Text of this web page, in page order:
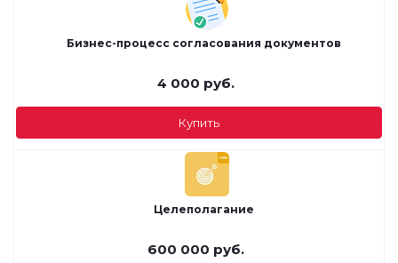
Бизнес-процесс согласования документов
4 000 руб.
Купить
Целеполагание
600 000 руб.